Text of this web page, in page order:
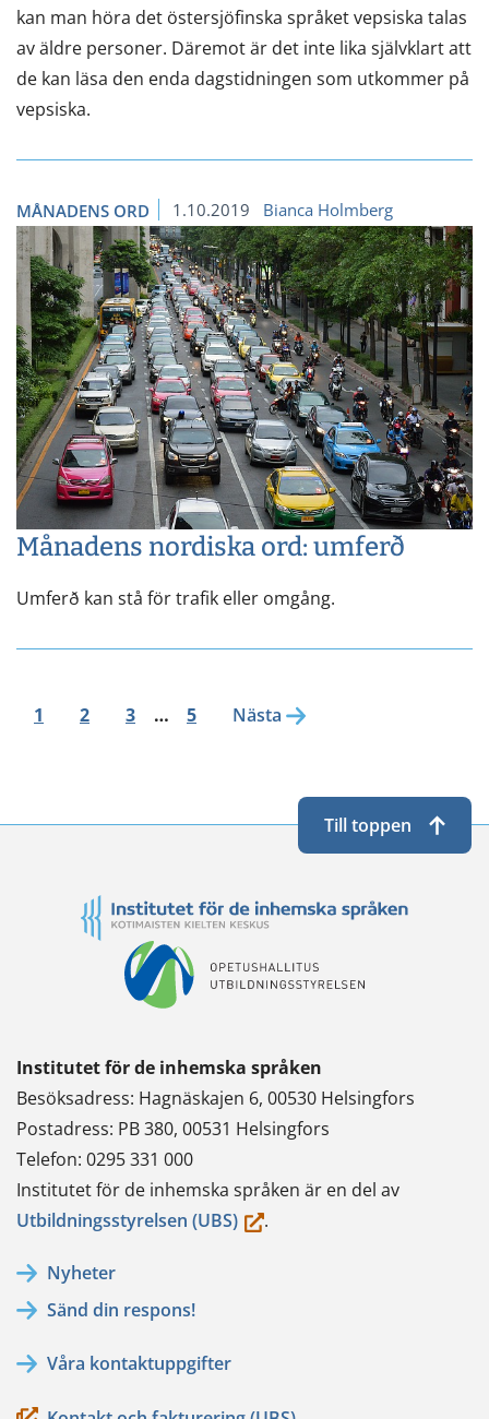
kan man höra det östersjöfinska språket vepsiska talas
av äldre personer. Däremot är det inte lika självklart att
de kan läsa den enda dagstidningen som utkommer på
vepsiska.
MÅNADENS ORD 1.10.2019 Bianca Holmberg
Månadens nordiska ord: umferð
Umferð kan stå för trafik eller omgång.
1 2 3 … 5 Nästa
Institutet för de inhemska språken
Besöksadress: Hagnäskajen 6, 00530 Helsingfors
Postadress: PB 380, 00531 Helsingfors
Telefon: 0295 331 000
Institutet för de inhemska språken är en del av
Utbildningsstyrelsen (UBS)(du.
Nyheter
Sänd din respons!
Våra kontaktuppgifter
Till toppen